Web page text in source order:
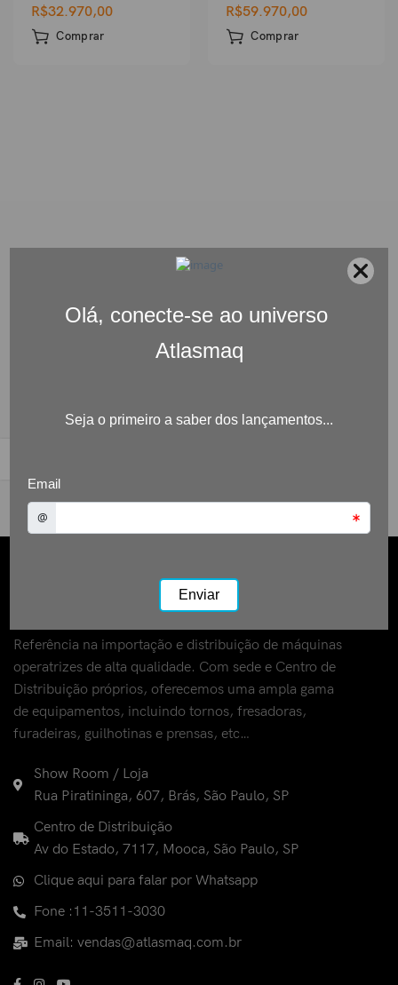
R$32.970,00
Comprar
R$59.970,00
Comprar
Referência na importação e distribuição de máquinas
operatrizes de alta qualidade. Com sede e Centro de
Distribuição próprios, oferecemos uma ampla gama
de equipamentos, incluindo tornos, fresadoras,
furadeiras, guilhotinas e prensas, etc…
Show Room / Loja
Rua Piratininga, 607, Brás, São Paulo, SP
Centro de Distribuição
Av do Estado, 7117, Mooca, São Paulo, SP
Clique aqui para falar por Whatsapp
Fone :11-3511-3030
Email: vendas@atlasmaq.com.br